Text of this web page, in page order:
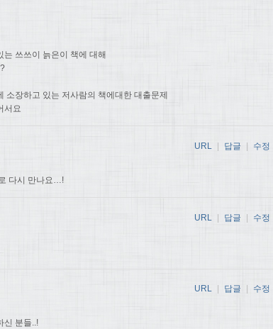
쓰쓰이 늙은이 책에 대해
소장하고 있는 저사람의 책에대한 대출문제
서요
다시 만나요…!
URL | 답글 | 수정
URL | 답글 | 수정
신 분들..!
URL 답글 수정